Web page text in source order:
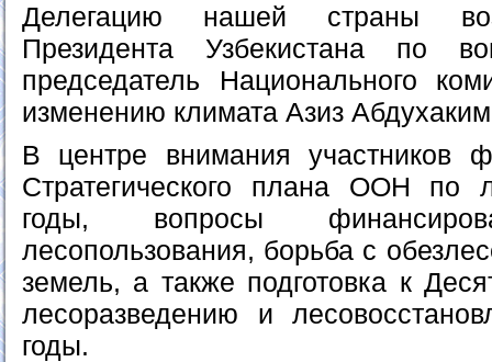
Делегацию нашей страны
Президента Узбекистана по
председатель Национального
изменению климата Азиз
В центре внимания участников
Стратегического плана ООН по
годы, вопросы
лесопользования, борьба с
земель, а также подготовка к
лесоразведению и
годы.